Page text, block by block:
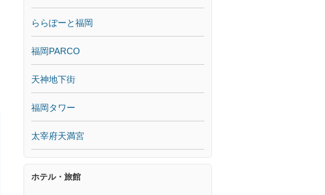
ららぽーと福岡
福岡PARCO
天神地下街
福岡タワー
太宰府天満宮
ホテル・旅館